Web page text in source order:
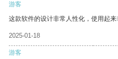
游客
这款软件的设计非常人性化，使用起来
2025-01-18
游客